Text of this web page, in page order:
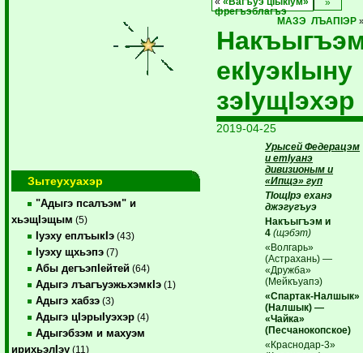
Зытеухуахэр
"Адыгэ псалъэм" и
хьэщIэщым (5)
Iуэху еплъыкIэ (43)
Iуэху щхьэпэ (7)
Абы дегъэпIейтей (64)
Адыгэ лъагъуэжьхэмкIэ (1)
Адыгэ хабзэ (3)
Адыгэ цIэрыIуэхэр (4)
Адыгэбзэм и махуэм
ирихьэлIэу (11)
фрегъэблагъэ
МАЗЭ ЛЪАПIЭР
екIуэкIыну
зэIущIэхэр
2019-04-25
Урысей Федерацэм
и етIуанэ
дивизионым и
«Ипщэ» гуп
ТIощIрэ еханэ
джэгугъуэ
Накъыгъэм и
4(щэбэт)
«Волгарь»
(Астрахань) —
«Дружба»
(Мейкъуапэ)
«Спартак-Налшык»
(Налшык) —
«Чайка»
(Песчанокопское)
«Краснодар-3»